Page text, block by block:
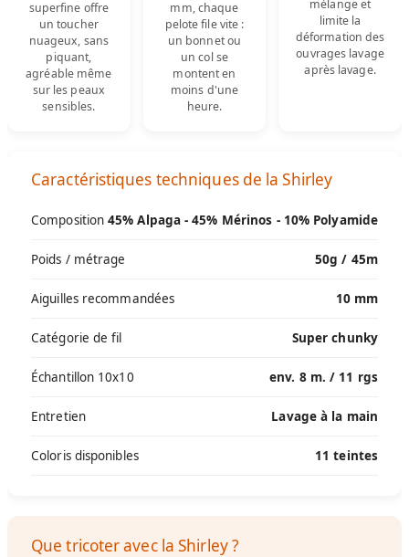
superfine offre
un toucher
nuageux, sans
piquant,
agréable même
sur les peaux
sensibles.
mm, chaque
pelote file vite :
un bonnet ou
un col se
montent en
moins d'une
heure.
mélange et
limite la
déformation des
ouvrages lavage
après lavage.
Caractéristiques techniques de la Shirley
Composition 45% Alpaga - 45% Mérinos - 10% Polyamide
Poids / métrage 50g / 45m
Aiguilles recommandées 10 mm
Catégorie de fil Super chunky
Échantillon 10x10 env. 8 m. / 11 rgs
Entretien Lavage à la main
Coloris disponibles 11 teintes
Que tricoter avec la Shirley ?